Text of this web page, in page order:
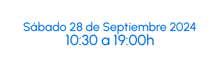
Sábado 28 de Septiembre 2024
10:30 a 19:00h